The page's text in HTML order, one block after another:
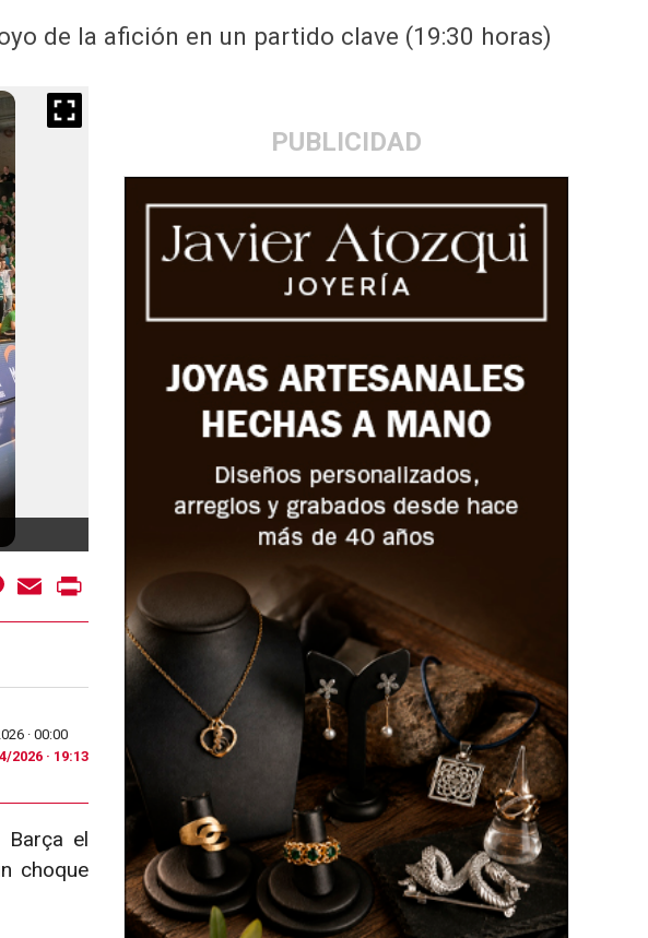
de la afición en un partido clave (19:30 horas)
PUBLICIDAD
Message
Email
·00:00
2026 · 19:13
Barça el
choque